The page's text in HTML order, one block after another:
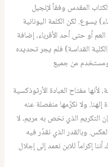
المقدس وفقاً لإنجيل
يسوع. لكن الكلمة اليونانية
أو حتى أحد الأقرباء، إضافة
القداسة) فلم يجر تحديده
ومستخدم من جميع
مفتاح العبادة الأرثوذكسية
إلهنا. ولا نكرّمها منفصلة عنه
التكريم الذي نخص به مريم، لا
وبالقدر الذي نقدّر فيه
إكراماً للابن نعمد إلى إجلال